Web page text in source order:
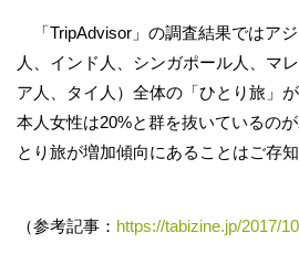
「TripAdvisor」の調査結果ではア
人、インド人、シンガポール人、マ
ア人、タイ人）全体の「ひとり旅」
本人女性は20%と群を抜いているの
とり旅が増加傾向にあることはご存知
（参考記事： https://tabizine.jp/2017/